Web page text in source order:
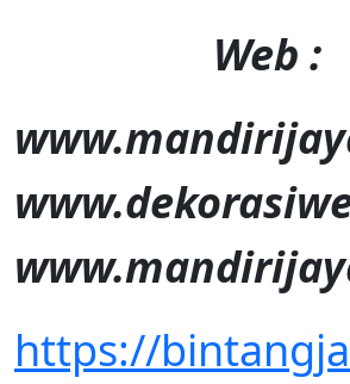
Web :
https://